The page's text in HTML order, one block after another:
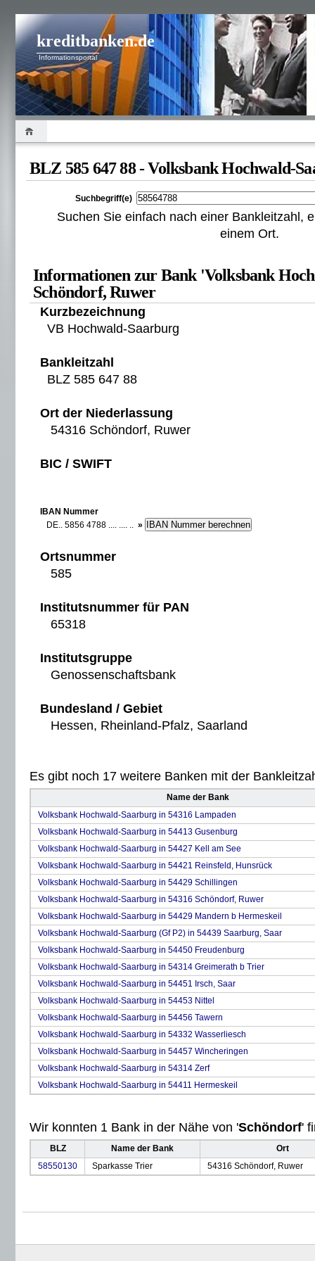
kreditbanken.de
Informationsportal
BLZ 585 647 88 - Volksbank Hochwald-
Suchbegriff(e)
Suchen Sie einfach nach einer Bankleitzahl,
einem Ort.
Informationen zur Bank 'Volksbank
Schöndorf, Ruwer
Kurzbezeichnung
VB Hochwald-Saarburg
Bankleitzahl
BLZ 585 647 88
Ort der Niederlassung
54316 Schöndorf, Ruwer
BIC / SWIFT
IBAN Nummer
DE.. 5856 4788 .... .... .. »
Ortsnummer
585
Institutsnummer für PAN
65318
Institutsgruppe
Genossenschaftsbank
Bundesland / Gebiet
Hessen, Rheinland-Pfalz, Saarland
Es gibt noch 17 weitere Banken mit der
Name der Bank
Volksbank Hochwald-Saarburg in 54316 Lampaden
Volksbank Hochwald-Saarburg in 54413 Gusenburg
Volksbank Hochwald-Saarburg in 54427 Kell am See
Volksbank Hochwald-Saarburg in 54421 Reinsfeld, Hunsrück
Volksbank Hochwald-Saarburg in 54429 Schillingen
Volksbank Hochwald-Saarburg in 54316 Schöndorf, Ruwer
Volksbank Hochwald-Saarburg in 54429 Mandern b Hermeskeil
Volksbank Hochwald-Saarburg (Gf P2) in 54439 Saarburg, Saar
Volksbank Hochwald-Saarburg in 54450 Freudenburg
Volksbank Hochwald-Saarburg in 54314 Greimerath b Trier
Volksbank Hochwald-Saarburg in 54451 Irsch, Saar
Volksbank Hochwald-Saarburg in 54453 Nittel
Volksbank Hochwald-Saarburg in 54456 Tawern
Volksbank Hochwald-Saarburg in 54332 Wasserliesch
Volksbank Hochwald-Saarburg in 54457 Wincheringen
Volksbank Hochwald-Saarburg in 54314 Zerf
Volksbank Hochwald-Saarburg in 54411 Hermeskeil
Wir konnten 1 Bank in der Nähe von 'Schöndorf'
BLZ Name der Bank
Ort
58550130
Sparkasse Trier 54316 Schöndorf, Ruwer